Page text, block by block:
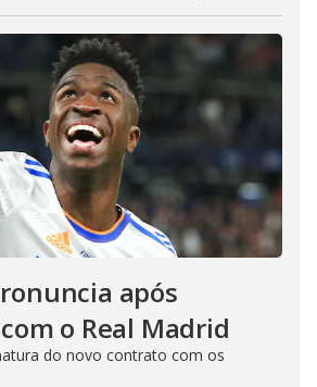
após
o Real Madrid
do novo contrato com os